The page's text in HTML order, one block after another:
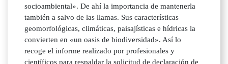
socioambiental». De ahí la importancia de mantenerla
también a salvo de las llamas. Sus características
geomorfológicas, climáticas, paisajísticas e hídricas la
convierten en «un oasis de biodiversidad». Así lo
recoge el informe realizado por profesionales y
científicos para respaldar la solicitud de declaración de